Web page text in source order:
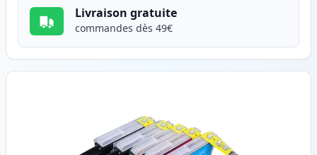
Livraison gratuite
commandes dès 49€